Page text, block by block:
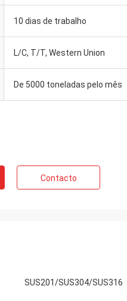
10 dias de trabalho
L/C, T/T, Western Union
De 5000 toneladas pelo mês
Contacto
SUS201/SUS304/SUS316